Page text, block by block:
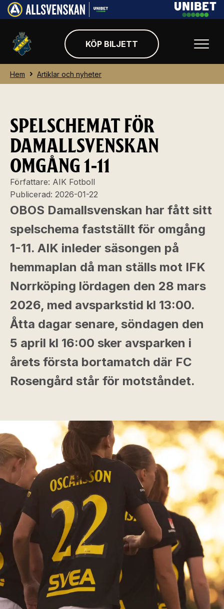
KÖP BILJETT
Hem Artiklar och nyheter
SPELSCHEMAT FÖR
DAMALLSVENSKAN
OMGÅNG 1-11
Författare: AIK Fotboll
Publicerad: 2026-01-22
OBOS Damallsvenskan har fått sitt
spelschema fastställt för omgång
1-11. AIK inleder säsongen på
hemmaplan då man ställs mot IFK
Norrköping lördagen den 28 mars
2026, med avsparkstid kl 13:00.
Åtta dagar senare, söndagen den
5 april kl 16:00 sker avsparken i
årets första bortamatch där FC
Rosengård står för motståndet.